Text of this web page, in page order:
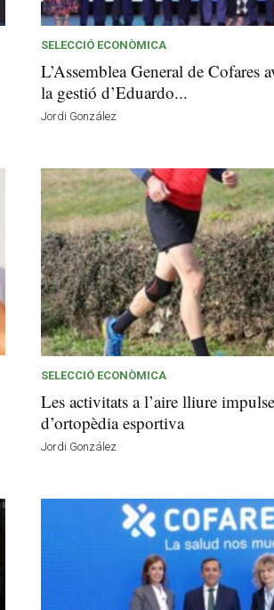
SELECCIÓ ECONÒMICA
L’Assemblea General de Cofares
la gestió d’Eduardo...
Jordi González
SELECCIÓ ECONÒMICA
Les activitats a l’aire lliure
d’ortopèdia esportiva
Jordi González